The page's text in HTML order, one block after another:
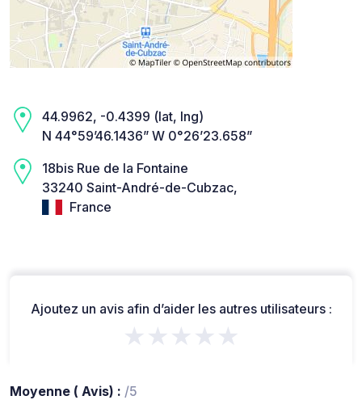
44.9962, -0.4399 (lat, lng)
N 44°59’46.1436” W 0°26’23.658”
18bis Rue de la Fontaine
33240 Saint-André-de-Cubzac,
France
Ajoutez un avis afin d’aider les autres utilisateurs :
★★★★★
Moyenne ( Avis) : /5